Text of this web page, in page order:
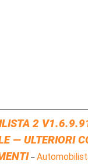
2
— ULTERIORI
–